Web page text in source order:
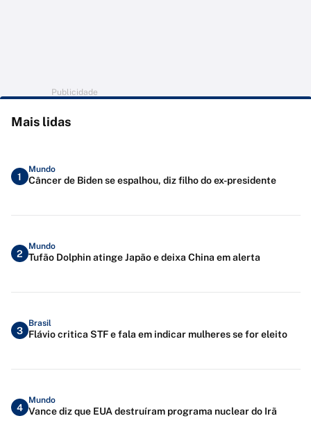
Publicidade
Mais lidas
1
Mundo
Câncer de Biden se espalhou, diz filho do ex-presidente
2
Mundo
Tufão Dolphin atinge Japão e deixa China em alerta
3
Brasil
Flávio critica STF e fala em indicar mulheres se for eleito
4
Mundo
Vance diz que EUA destruíram programa nuclear do Irã